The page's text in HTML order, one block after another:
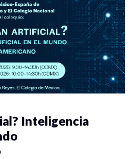
Inteligencia